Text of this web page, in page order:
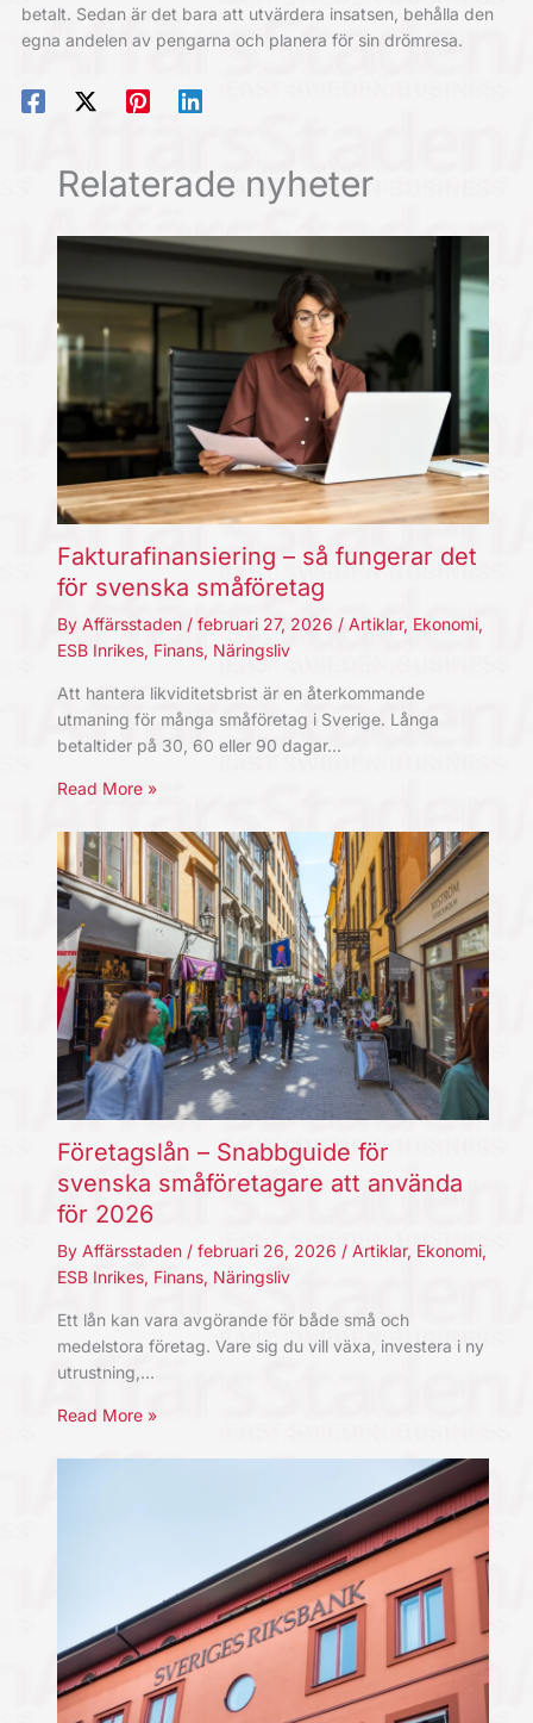
betalt. Sedan är det bara att utvärdera insatsen, behålla den
egna andelen av pengarna och planera för sin drömresa.
Relaterade nyheter
Fakturafinansiering – så fungerar det
för svenska småföretag
By Affärsstaden / februari 27, 2026 / Artiklar, Ekonomi,
ESB Inrikes, Finans, Näringsliv
Att hantera likviditetsbrist är en återkommande
utmaning för många småföretag i Sverige. Långa
betaltider på 30, 60 eller 90 dagar…
Read More »
Företagslån – Snabbguide för
svenska småföretagare att använda
för 2026
By Affärsstaden / februari 26, 2026 / Artiklar, Ekonomi,
ESB Inrikes, Finans, Näringsliv
Ett lån kan vara avgörande för både små och
medelstora företag. Vare sig du vill växa, investera i ny
utrustning,…
Read More »